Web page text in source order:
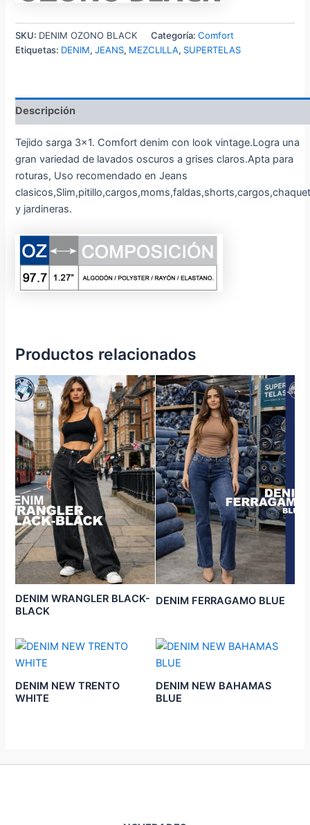
SKU: DENIM OZONO BLACK Categoría:Comfort
Etiquetas: DENIM,JEANS, MEZCLILLA, SUPERTELAS
Descripción
Tejido sarga 3×1. Comfort denim con look vintage.Logra una
gran variedad de lavados oscuros a grises claros.Apta para
roturas, Uso recomendado en Jeans
y jardineras.
Productos relacionados
DENIM WRANGLER BLACK-
BLACK
DENIM FERRAGAMO BLUE
DENIM NEW TRENTO
WHITE
DENIM NEW BAHAMAS
BLUE